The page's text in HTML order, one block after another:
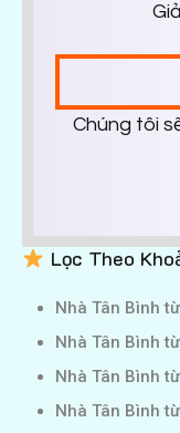
Chúng tôi
Lọc Theo
Nhà Tân Bình
Nhà Tân Bình
Nhà Tân Bình
Nhà Tân Bình